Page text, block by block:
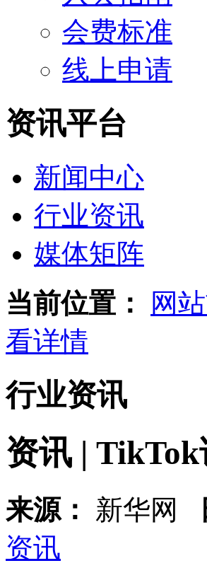
会费标准
线上申请
资讯平台
新闻中心
行业资讯
媒体矩阵
当前位置：
网
看详情
行业资讯
资讯 |
来源： 新华网
资讯